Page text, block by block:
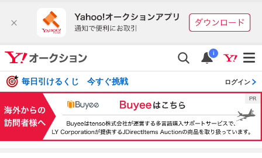
i
毎日引けるくじ 今すぐ挑戦 ログイン